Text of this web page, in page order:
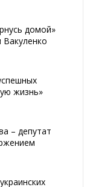
домой»
жизнь»
– депутат